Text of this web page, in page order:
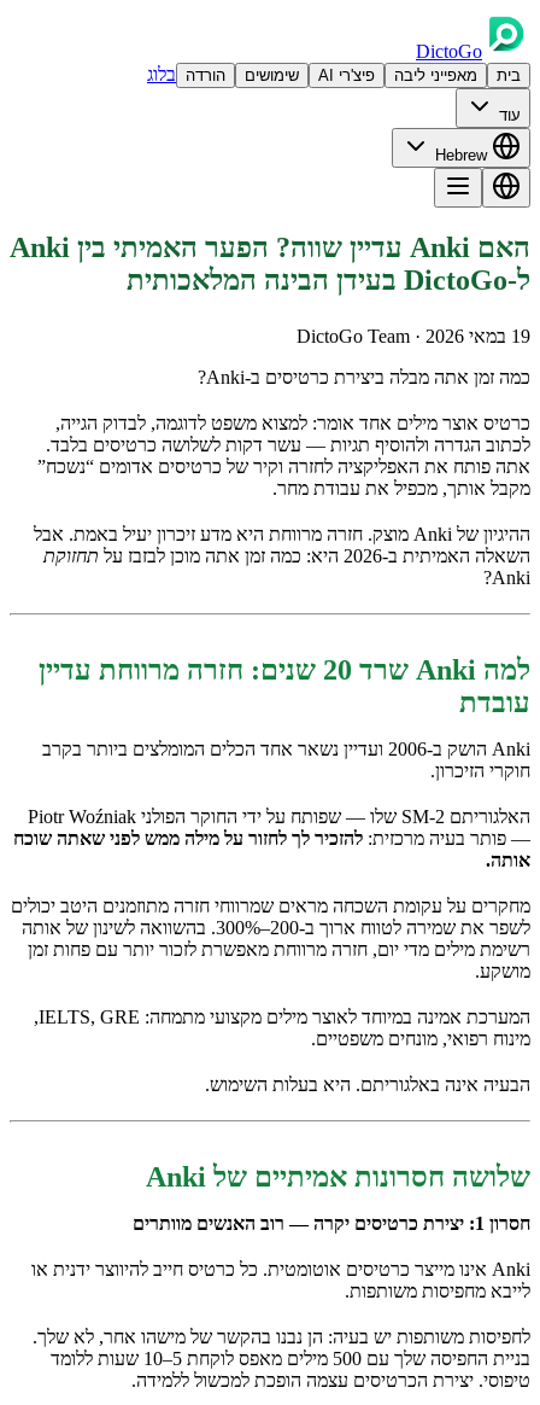
DictoGo
בית מאפייני ליבה פיצ'רי AI שימושים הורדה בלוג
עוד
Hebrew
האם Anki עדיין שווה? הפער האמיתי בין Anki
ל-DictoGo בעידן הבינה המלאכותית
19 במאי 2026
· DictoGo Team
כמה זמן אתה מבלה ביצירת כרטיסים ב-Anki?
כרטיס אוצר מילים אחד אומר: למצוא משפט לדוגמה, לבדוק הגייה,
לכתוב הגדרה ולהוסיף תגיות — עשר דקות לשלושה כרטיסים בלבד.
אתה פותח את האפליקציה לחזרה וקיר של כרטיסים אדומים “נשכח”
מקבל אותך, מכפיל את עבודת מחר.
ההיגיון של Anki מוצק. חזרה מרווחת היא מדע זיכרון יעיל באמת. אבל
השאלה האמיתית ב-2026 היא: כמה זמן אתה מוכן לבזבז על
תחזוקת
Anki?
למה Anki שרד 20 שנים: חזרה מרווחת עדיין
עובדת
Anki הושק ב-2006 ועדיין נשאר אחד הכלים המומלצים ביותר בקרב
חוקרי הזיכרון.
האלגוריתם SM-2 שלו — שפותח על ידי החוקר הפולני Piotr Woźniak
— פותר בעיה מרכזית: להזכיר לך לחזור על מילה ממש לפני שאתה שוכח
אותה.
מחקרים על עקומת השכחה מראים שמרווחי חזרה מתוזמנים היטב יכולים
לשפר את שמירה לטווח ארוך ב-200–300%. בהשוואה לשינון של אותה
רשימת מילים מדי יום, חזרה מרווחת מאפשרת לזכור יותר עם פחות זמן
מושקע.
המערכת אמינה במיוחד לאוצר מילים מקצועי מתמחה: IELTS, GRE,
מינוח רפואי, מונחים משפטיים.
הבעיה אינה באלגוריתם. היא בעלות השימוש.
שלושה חסרונות אמיתיים של Anki
חסרון 1: יצירת כרטיסים יקרה — רוב האנשים מוותרים
Anki אינו מייצר כרטיסים אוטומטית. כל כרטיס חייב להיווצר ידנית או
לייבא מחפיסות משותפות.
לחפיסות משותפות יש בעיה: הן נבנו בהקשר של מישהו אחר, לא שלך.
בניית החפיסה שלך עם 500 מילים מאפס לוקחת 5–10 שעות ללומד
טיפוסי. יצירת הכרטיסים עצמה הופכת למכשול ללמידה.